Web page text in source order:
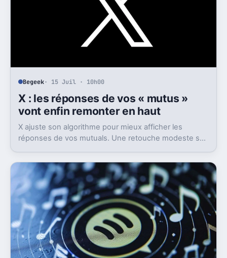
Begeek· 15 Juil · 10h00
X : les réponses de vos « mutus »
vont enfin remonter en haut
X ajuste son algorithme pour mieux afficher les
réponses de vos mutuals. Une retouche modeste sur